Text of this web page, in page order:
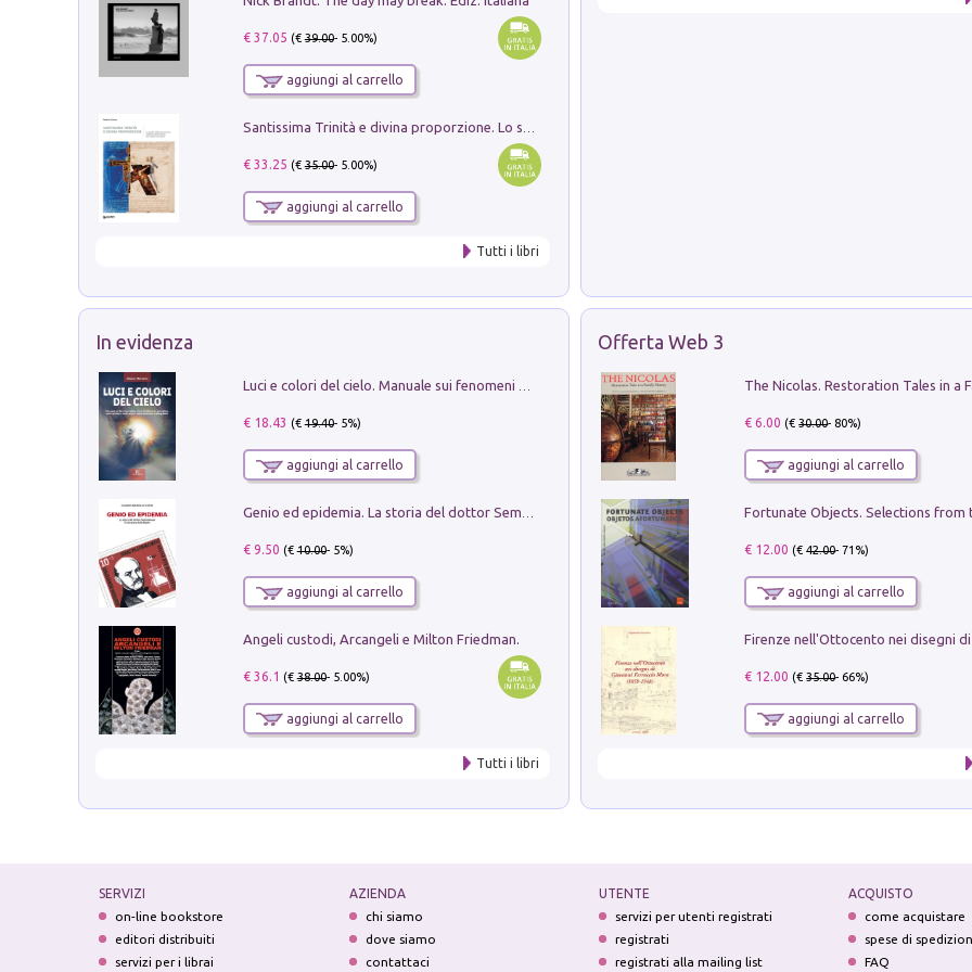
€ 37.05 (€39.00- 5.00%)
aggiungi al carrello
€ 33.25 (€35.00- 5.00%)
aggiungi al carrello
Tutti i libri
In evidenza
€ 18.43 (€19.40- 5%)
aggiungi al carrello
€ 9.50 (€10.00- 5%)
aggiungi al carrello
Angeli custodi, Arcangeli e Milton Friedman.
€ 36.1 (€38.00- 5.00%)
aggiungi al carrello
Tutti i libri
Offerta Web 3
€ 6.00 (€30.00- 80%)
aggiungi al carrello
€ 12.00 (€42.00- 71%)
aggiungi al carrello
€ 12.00 (€35.00- 66%)
aggiungi al carrello
SERVIZI
on-line bookstore
editori distribuiti
servizi per i librai
AZIENDA
chi siamo
dove siamo
contattaci
UTENTE
servizi per utenti registrati
registrati
registrati alla mailing list
ACQUISTO
come acquistare
spese di
FAQ